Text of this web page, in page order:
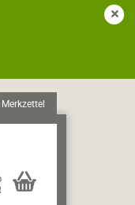
Merkzettel